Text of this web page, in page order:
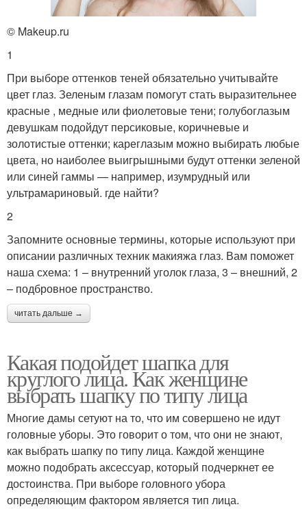
© Makeup.ru
1
При выборе оттенков теней обязательно учитывайте
цвет глаз. Зеленым глазам помогут стать выразительнее
красные , медные или фиолетовые тени; голубоглазым
девушкам подойдут персиковые, коричневые и
золотистые оттенки; кареглазым можно выбирать любые
цвета, но наиболее выигрышными будут оттенки зеленой
или синей гаммы — например, изумрудный или
ультрамариновый. где найти?
2
Запомните основные термины, которые используют при
описании различных техник макияжа глаз. Вам поможет
наша схема: 1 – внутренний уголок глаза, 3 – внешний, 2
– подбровное пространство.
читать дальше →
Какая подойдет шапка для
круглого лица. Как женщине
выбрать шапку по типу лица
Многие дамы сетуют на то, что им совершено не идут
головные уборы. Это говорит о том, что они не знают,
как выбрать шапку по типу лица. Каждой женщине
можно подобрать аксессуар, который подчеркнет ее
достоинства. При выборе головного убора
определяющим фактором является тип лица.